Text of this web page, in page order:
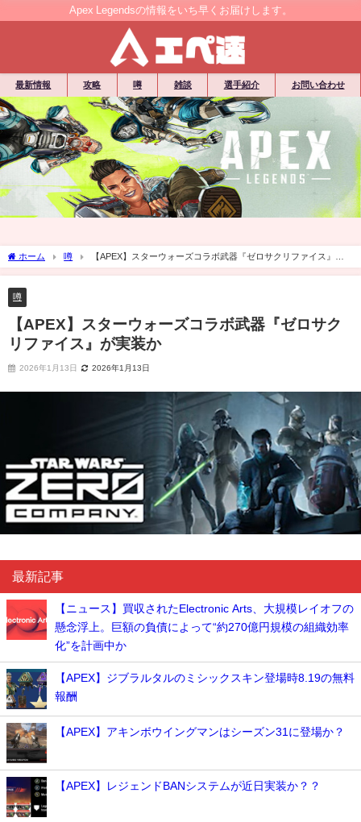
Apex Legendsの情報をいち早くお届けします。
最新情報 攻略 噂 雑談 選手紹介 お問い合わせ
ホーム 噂
【APEX】スターウォーズコラボ武器『ゼロサクリファイス』が
実装か
噂
【APEX】スターウォーズコラボ武器『ゼロサク
リファイス』が実装か
2026年1月13日 2026年1月13日
最新記事
【ニュース】買収されたElectronic Arts、大規模レイオフの
懸念浮上。巨額の負債によって“約270億円規模の組織効率
化”を計画中か
【APEX】ジブラルタルのミシックスキン登場時8.19の無料
報酬
【APEX】アキンボウイングマンはシーズン31に登場か？
【APEX】レジェンドBANシステムが近日実装か？？